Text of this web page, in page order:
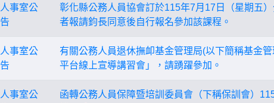
人事室公
告
彰化縣公務人員協會訂於115年7月17日（星期五
者報請鈞長同意後自行報名參加該課程。
人事室公
告
有關公務人員退休撫卹基金管理局(以下簡稱基金
平台線上宣導講習會」，請踴躍參加。
人事室公
函轉公務人員保障暨培訓委員會（下稱保訓會）